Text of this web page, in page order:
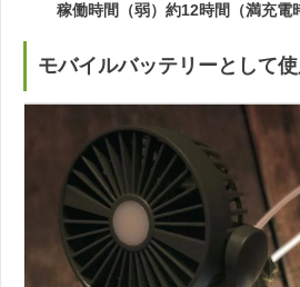
稼働時間（弱）約12時間（満充電
モバイルバッテリーとして